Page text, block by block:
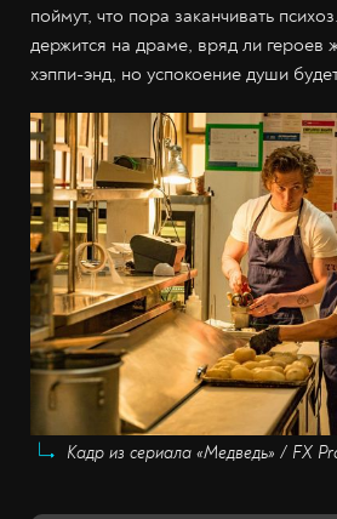
поймут, что пора заканчивать
держится на драме, вряд ли героев
хэппи-энд, но успокоение души
Кадр из сериала «Медведь» / FX